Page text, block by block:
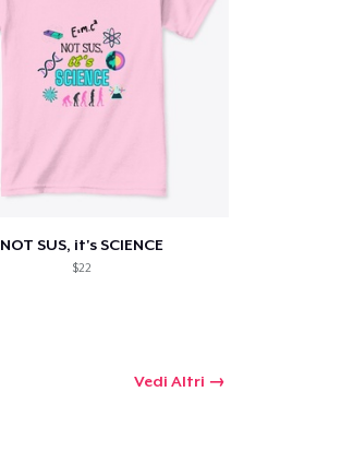
NOT SUS, it's SCIENCE
$22
Vedi Altri